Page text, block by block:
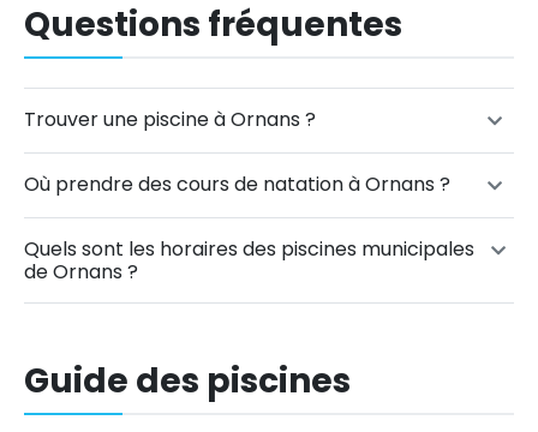
Questions fréquentes
Trouver une piscine à Ornans ?
Où prendre des cours de natation à Ornans ?
Quels sont les horaires des piscines municipales
de Ornans ?
Guide des piscines